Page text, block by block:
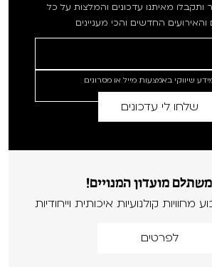
ותקבלו מאיתנו עדכונים והמלצות על כל
החדשים והכי מעניינים
שיווקי באמצעות מייל או מסרונים
מועדון המנויים!
מחוויות קולנועיות איכותית וייחודיות
לפרטים